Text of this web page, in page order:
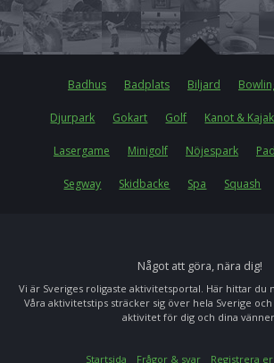
Badhus Badplats Biljard
Djurpark Gokart Golf Kanot & Kajak
Lasergame Minigolf Nöjespark
Segway Skidbacke Spa Squash
Något att göra, nära dig!
Vi är Sveriges roligaste aktivitetsportal. Här hittar du
Våra aktivitetstips sträcker sig över hela Sverige
aktivitet för dig och dina
Startsida Frågor & svar Registrera